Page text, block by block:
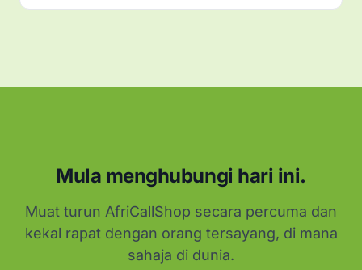
Mula menghubungi hari ini.
Muat turun AfriCallShop secara percuma dan
kekal rapat dengan orang tersayang, di mana
sahaja di dunia.